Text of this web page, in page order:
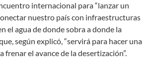
internacional para “lanzar un
nuestro país con infraestructuras
el agua de donde sobra a donde la
según explicó, “servirá para hacer una
frenar el avance de la desertización”.